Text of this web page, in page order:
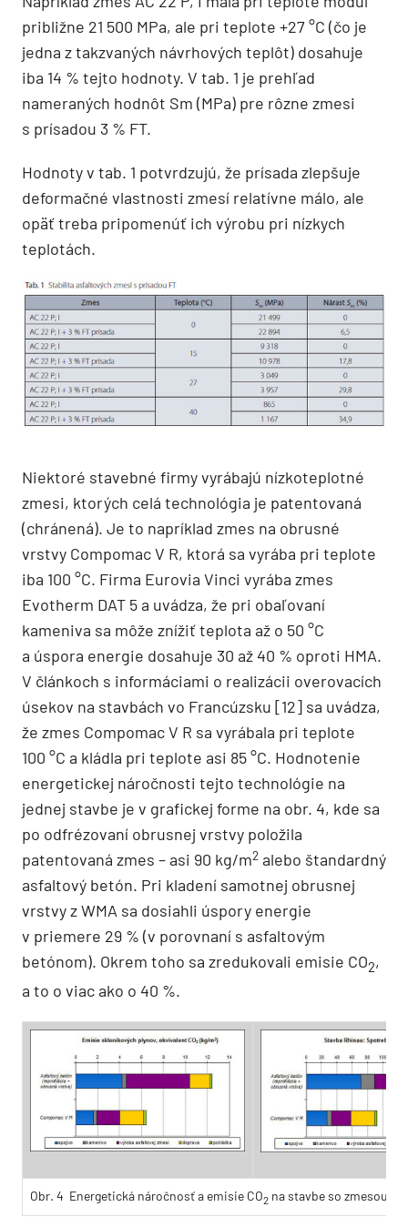
približne 21 500 MPa, ale pri teplote +27 °C (čo je
jedna z takzvaných návrhových teplôt) dosahuje
iba 14 % tejto hodnoty. V tab. 1 je prehľad
nameraných hodnôt Sm (MPa) pre rôzne zmesi
s prísadou 3 % FT.
Hodnoty v tab. 1 potvrdzujú, že prísada zlepšuje
deformačné vlastnosti zmesí relatívne málo, ale
opäť treba pripomenúť ich výrobu pri nízkych
teplotách.
Niektoré stavebné firmy vyrábajú nízkoteplotné
zmesi, ktorých celá technológia je patentovaná
(chránená). Je to napríklad zmes na obrusné
vrstvy Compomac V R, ktorá sa vyrába pri teplote
iba 100 °C. Firma Eurovia Vinci vyrába zmes
Evotherm DAT 5 a uvádza, že pri obaľovaní
kameniva sa môže znížiť teplota až o 50 °C
a úspora energie dosahuje 30 až 40 % oproti HMA.
V článkoch s informáciami o realizácii overovacích
úsekov na stavbách vo Francúzsku [12] sa uvádza,
že zmes Compomac V R sa vyrábala pri teplote
100 °C a kládla pri teplote asi 85 °C. Hodnotenie
energetickej náročnosti tejto technológie na
jednej stavbe je v grafickej forme na obr. 4, kde sa
po odfrézovaní obrusnej vrst­vy položila
patentovaná zmes – asi 90 kg/m2 alebo štandardný
asfaltový betón. Pri kladení samotnej obrusnej
vrstvy z WMA sa dosiahli úspory energie
v priemere 29 % (v porovnaní s asfaltovým
betónom). Okrem toho sa zredukovali emisie CO2,
a to o viac ako o 40 %.
Obr. 4 Energetická náročnosť a emisie CO2 na stavbe so zmesou